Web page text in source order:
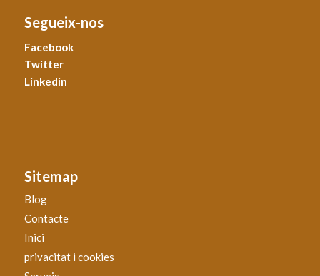
Segueix-nos
Facebook
Twitter
Linkedin
Sitemap
Blog
Contacte
Inici
privacitat i cookies